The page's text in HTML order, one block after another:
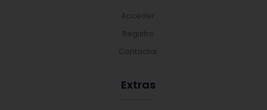
Acceder
Registro
Contactar
Extras